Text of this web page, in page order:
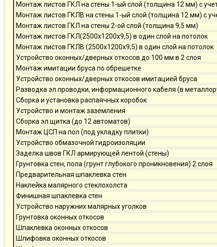
Монтаж листов ГКЛ на стены 1-ый слой (толщина 12 мм) с
Монтаж листов ГКЛВ на стены 1-ый слой (толщина 12 мм) с
Монтаж листов ГКЛ на стены 2-ой слой (толщина 9,5 мм)
Монтаж листов ГКЛ(2500х1200х9,5) в один слой на потолок
Монтаж листов ГКЛВ (2500х1200х9,5) в один слой на потолок
Устройство оконных/дверных откосов до 100 мм в 2 слоя
Монтаж имитации бруса по обрешетке
Устройство оконных/дверных откосов имитацией бруса
Разводка эл.проводки, информационного кабеля (в
Сборка и установка распаячных коробок
Устройство и монтаж заземления
Сборка эл.щитка (до 12 автоматов)
Монтаж ЦСП на пол (под укладку плитки)
Устройство обмазочной гидроизоляции
Заделка швов ГКЛ армирующей лентой (стены)
Грунтовка стен, пола (грунт глубокого проникновения) 2 слоя
Предварительная шпаклевка стен
Наклейка малярного стеклохолста
Финишная шпаклевка стен
Устройство наружних малярных уголков
Грунтовка оконных откосов
Шпаклевка оконных откосов
Шлифовка оконных откосов